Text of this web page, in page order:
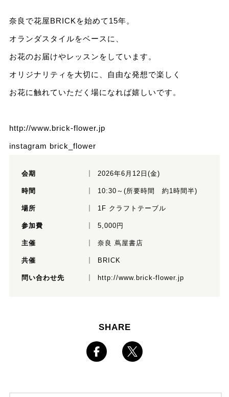
奈良で花屋BRICKを始めて15年。
オランダスタイルをベースに、
お花のお届けやレッスンをしています。
オリジナリティを大切に、自由な発想で楽しく
お花に触れていただく場になれば嬉しいです。
http://www.brick-flower.jp
instagram brick_flower
会期 2026年6月12日(金)
時間 10:30～(所要時間 約1時間半)
場所 1F クラフトテーブル
参加費 5,000円
主催 奈良 蔦屋書店
共催 BRICK
問い合わせ先 http://www.brick-flower.jp
SHARE